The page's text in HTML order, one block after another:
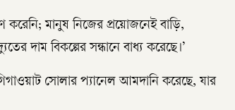
করেনি; মানুষ নিজের প্রয়োজনেই বাড়ি,
দাম বিকল্পের সন্ধানে বাধ্য করেছে।’
সোলার প্যানেল আমদানি করেছে, যার